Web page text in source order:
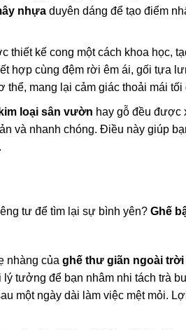
nhựaduyên dáng để tạo điểm
thiết kế cong một cách khoa học,
hợp cùng đệm rời êm ái, gối tựa
thể, mang lại cảm giác thoải mái tối
loại sân vườn hay gỗ đều được
và nhanh chóng. Điều này giúp
tư để tìm lại sự bình yên? Ghế
nhàng của ghế thư giãn ngoài trời
tưởng để bạn nhâm nhi tách trà
một ngày dài làm việc mệt mỏi.